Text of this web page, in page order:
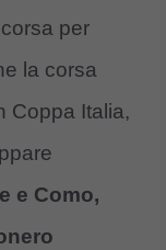
per
la corsa
Coppa Italia,
e Como,